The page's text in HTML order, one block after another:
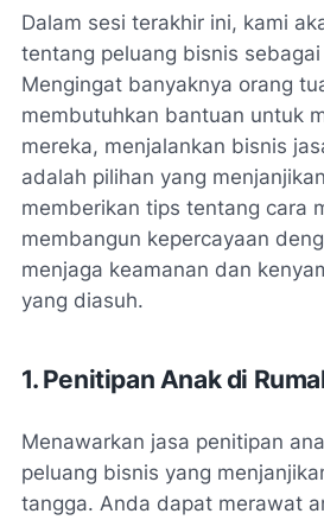
Dalam sesi terakhir ini, kami
tentang peluang bisnis
Mengingat banyaknya orang
membutuhkan bantuan untuk
mereka, menjalankan bisnis
adalah pilihan yang
memberikan tips tentang cara
membangun kepercayaan
menjaga keamanan dan
yang diasuh.
1. Penitipan Anak di
Menawarkan jasa penitipan
peluang bisnis yang
tangga. Anda dapat merawat